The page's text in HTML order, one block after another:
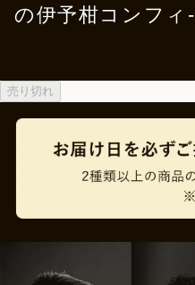
の伊予柑コンフィ-
売り切れ